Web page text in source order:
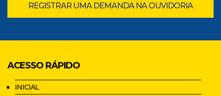
REGISTRAR UMA DEMANDA NA OUVIDORIA
ACESSO RÁPIDO
INICIAL